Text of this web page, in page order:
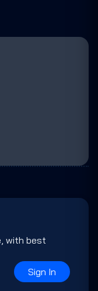
with best
Sign In